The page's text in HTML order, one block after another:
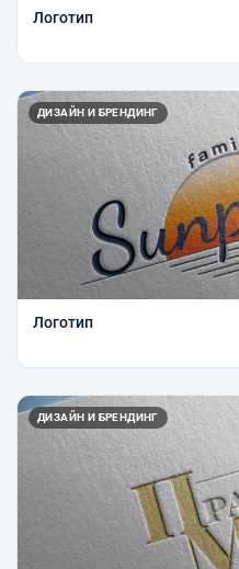
Логотип
ДИЗАЙН И БРЕНДИНГ
Логотип
ДИЗАЙН И БРЕНДИНГ